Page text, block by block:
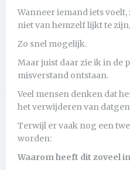
Wanneer iemand iets
niet van hemzelf lijkt te
Zo snel mogelijk.
Maar juist daar zie ik in de
misverstand ontstaan.
Veel mensen denken dat
het verwijderen van
Terwijl er vaak nog een
worden:
Waarom heeft dit zoveel